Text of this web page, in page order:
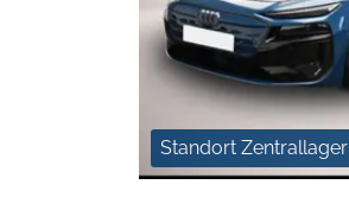
Standort Zentrallager